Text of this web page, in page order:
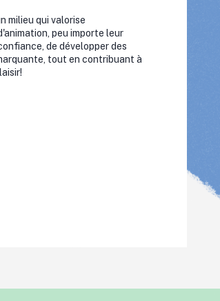
milieu qui valorise
peu importe leur
de développer des
tout en contribuant à